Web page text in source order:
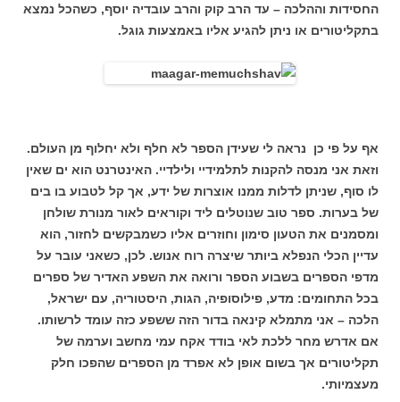
החסידות וההלכה – עד הרב קוק והרב עובדיה יוסף, כשהכל נמצא
בתקליטורים או ניתן להגיע אליו באמצעות גוגל.
אף על פי כן נראה לי שעידן הספר לא חלף ולא יחלוף מן העולם.
וזאת אני מנסה להקנות לתלמידיי ולילדיי. האינטרנט הוא ים שאין
לו סוף, שניתן לדלות ממנו אוצרות של ידע, אך קל לטבוע בו בים
של בערות. ספר טוב שנוטלים ליד וקוראים לאור מנורת שולחן
ומסמנים את הטעון סימון וחוזרים אליו כשמבקשים לחזור, הוא
עדיין הכלי הנפלא ביותר שיצרה רוח אנוש. לכן, כשאני עובר על
מדפי הספרים בשבוע הספר ורואה את השפע האדיר של ספרים
בכל התחומים: מדע, פילוסופיה, הגות, היסטוריה, עם ישראל,
הלכה – אני מתמלא קינאה בדור הזה ששפע כזה עומד לרשותו.
אם אדרש מחר ללכת לאי בודד אקח עמי מחשב וערמה של
תקליטורים אך בשום אופן לא אפרד מן הספרים שהפכו חלק
מעצמיותי.